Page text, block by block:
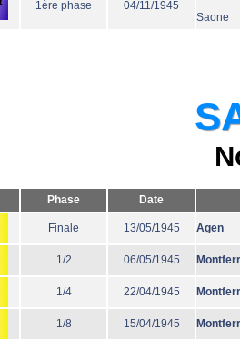
1ère phase 04/11/1945
Saone
Phase Date
Finale 13/05/1945 Agen
1/2 06/05/1945
1/4 22/04/1945
1/8 15/04/1945